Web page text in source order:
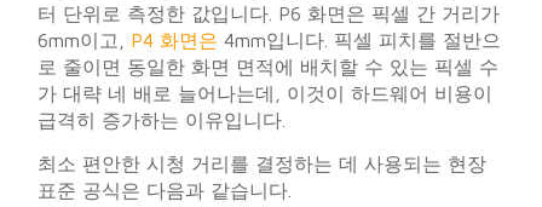
터 단위로 측정한 값입니다. P6 화면은 픽셀 간 거리가
6mm이고, P4 화면은 4mm입니다. 픽셀 피치를 절반으
로 줄이면 동일한 화면 면적에 배치할 수 있는 픽셀 수
가 대략 네 배로 늘어나는데, 이것이 하드웨어 비용이
급격히 증가하는 이유입니다.
최소 편안한 시청 거리를 결정하는 데 사용되는 현장
표준 공식은 다음과 같습니다.